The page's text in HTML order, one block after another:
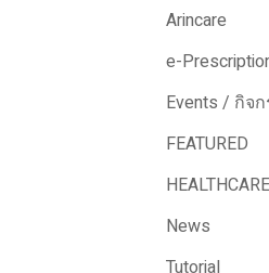
Arincare
e-
Events / กิจ
FEATURED
HEALTHCARE
News
Tutorial